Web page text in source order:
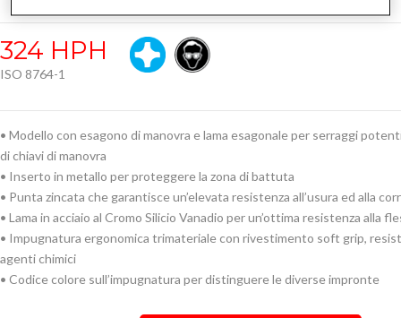
324 HPH
ISO 8764-1
• Modello con esagono di manovra e lama esagonale per serraggi
di chiavi di manovra
• Inserto in metallo per proteggere la zona di battuta
• Punta zincata che garantisce un’elevata resistenza all’usura ed alla
• Lama in acciaio al Cromo Silicio Vanadio per un’ottima resistenza alla
• Impugnatura ergonomica trimateriale con rivestimento soft grip,
agenti chimici
• Codice colore sull’impugnatura per distinguere le diverse impronte